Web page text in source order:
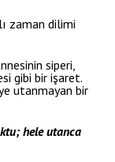
zaman dilimi
siperi,
gibi bir işaret.
utanmayan bir
hele utanca